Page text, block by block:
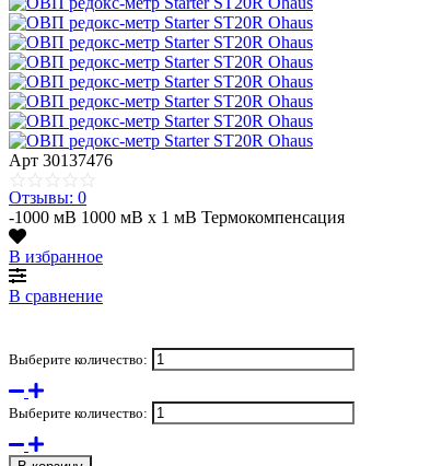
Арт 30137476
Отзывы: 0
-1000 мВ 1000 мВ х 1 мВ Термокомпенсация
В избранное
В сравнение
Выберите количество:
Выберите количество: